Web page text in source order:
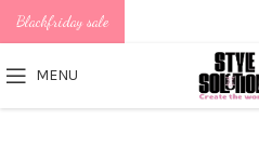
MENU
Blackfriday sale